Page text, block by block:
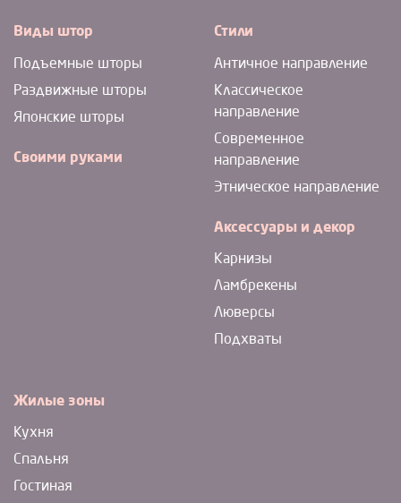
Виды штор
Подъемные шторы
Раздвижные шторы
Японские шторы
Своими руками
Стили
Античное направление
Классическое
направление
Современное
направление
Этническое направление
Аксессуары и декор
Карнизы
Ламбрекены
Люверсы
Подхваты
Жилые зоны
Кухня
Спальня
Гостиная